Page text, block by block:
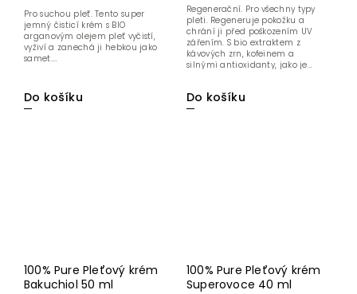
Do košíku
Pro suchou pleť. Tento super
jemný čisticí krém s BIO
arganovým olejem pleť vyčistí,
vyživí a zanechá ji hebkou jako
samet....
Do košíku
Regenerační. Pro všechny typy
pleti. Regeneruje pokožku a
chrání ji před poškozením UV
zářením. S bio extraktem z
kávových zrn, kofeinem a
silnými antioxidanty, jako je...
100% Pure Pleťový krém
Bakuchiol 50 ml
100% Pure Pleťový krém
Superovoce 40 ml